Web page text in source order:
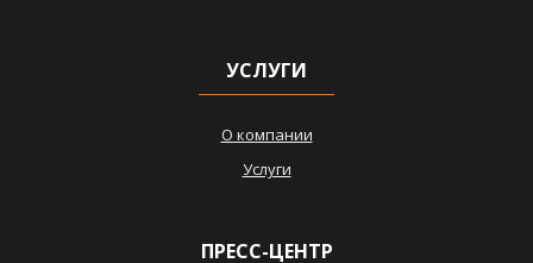
УСЛУГИ
О компании
Услуги
ПРЕСС-ЦЕНТР